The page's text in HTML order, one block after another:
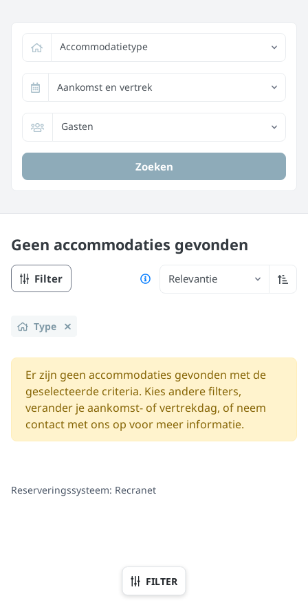
Accommodatietype
Aankomst en vertrek
Gasten
Zoeken
Geen accommodaties gevonden
Filter Relevantie
Type
Er zijn geen accommodaties gevonden met de
geselecteerde criteria. Kies andere filters,
verander je aankomst- of vertrekdag, of neem
contact met ons op voor meer informatie.
FILTER
Reserveringssysteem: Recranet